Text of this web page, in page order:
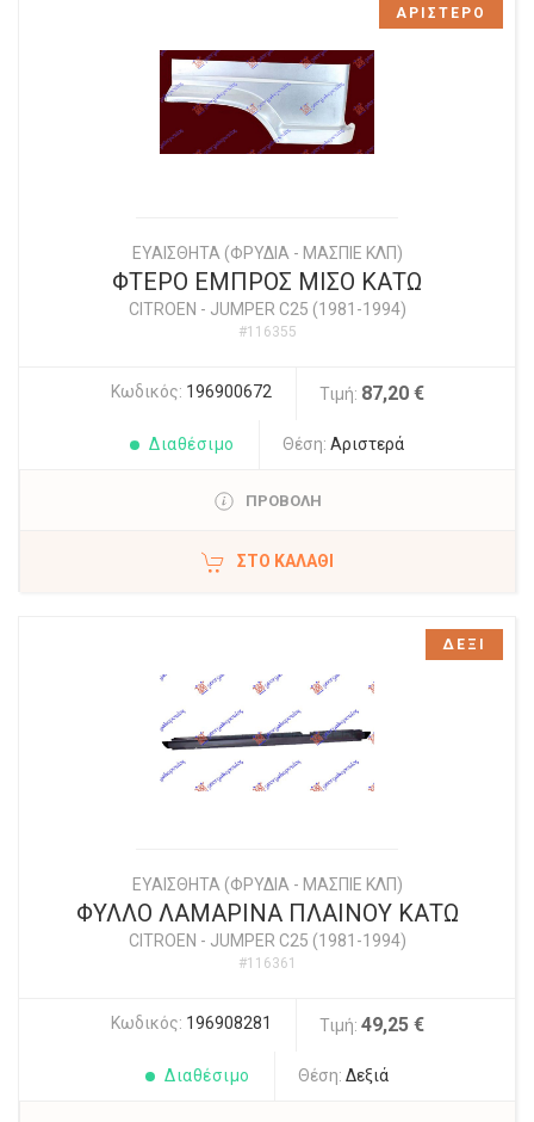
ΕΥΑΙΣΘΗΤΑ (ΦΡΥΔΙΑ - ΜΑΣΠΙΕ ΚΛΠ)
ΦΤΕΡΟ ΕΜΠΡΟΣ ΜΙΣΟ ΚΑΤΩ
CITROEN - JUMPER C25 (1981-1994)
#116355
Κωδικός: 196900672 Τιμή: 87,20 €
Διαθέσιμο Θέση: Αριστερά
ΠΡΟΒΟΛΗ
ΣΤΟ ΚΑΛΆΘΙ
ΑΡΙΣΤΕΡΟ
ΕΥΑΙΣΘΗΤΑ (ΦΡΥΔΙΑ - ΜΑΣΠΙΕ ΚΛΠ)
ΦΥΛΛΟ ΛΑΜΑΡΙΝΑ ΠΛΑΙΝΟΥ ΚΑΤΩ
CITROEN - JUMPER C25 (1981-1994)
#116361
Κωδικός: 196908281 Τιμή: 49,25 €
Διαθέσιμο Θέση: Δεξιά
ΔΕΞΙ